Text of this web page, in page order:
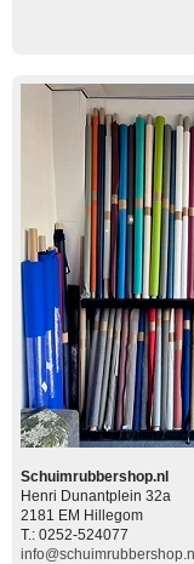
Schuimrubbershop.nl
Henri Dunantplein 32a
2181 EM Hillegom
T.: 0252-524077
info@schuimrubbershop.nl